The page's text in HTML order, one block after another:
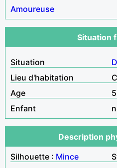
Amoureuse
Situation
Situation
Lieu d'habitation
Age
Enfant
Description
Silhouette : Mince